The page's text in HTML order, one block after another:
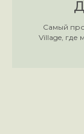
Самый
Village,